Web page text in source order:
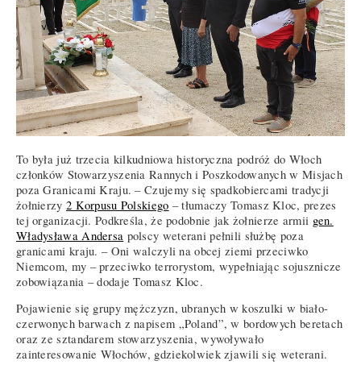
To była już trzecia kilkudniowa historyczna podróż do Włoch
członków Stowarzyszenia Rannych i Poszkodowanych w Misjach
poza Granicami Kraju. – Czujemy się spadkobiercami tradycji
żołnierzy 2 Korpusu Polskiego – tłumaczy Tomasz Kloc, prezes
tej organizacji. Podkreśla, że podobnie jak żołnierze armii gen.
Władysława Andersa polscy weterani pełnili służbę poza
granicami kraju. – Oni walczyli na obcej ziemi przeciwko
Niemcom, my – przeciwko terrorystom, wypełniając sojusznicze
zobowiązania – dodaje Tomasz Kloc.
Pojawienie się grupy mężczyzn, ubranych w koszulki w biało-
czerwonych barwach z napisem „Poland”, w bordowych beretach
oraz ze sztandarem stowarzyszenia, wywoływało
zainteresowanie Włochów, gdziekolwiek zjawili się weterani.